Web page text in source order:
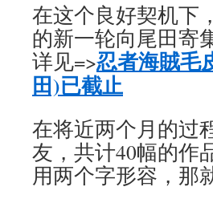
在这个良好契机下
的新一轮向尾田寄
详见=>忍者海賊毛
田)已截止
在将近两个月的过
友，共计40幅的作
用两个字形容，那